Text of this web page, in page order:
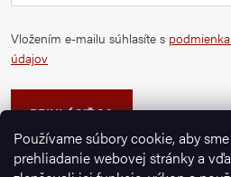
Používame súbory cookie, aby
prehliadanie webovej stránky a
Vložením e-mailu súhlasíte s
údajov
PRIHLÁSIŤ SA